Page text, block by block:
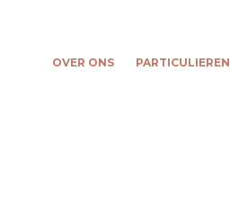
OVER ONS PARTICULIEREN